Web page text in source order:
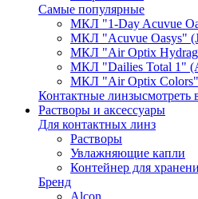
Самые популярные
МКЛ "1-Day Acuvue
МКЛ "Acuvue Oasys"
МКЛ "Air Optix
МКЛ "Dailies Total 1"
МКЛ "Air Optix
Контактные линзысмотреть
Растворы и аксессуары
Для контактных линз
Растворы
Увлажняющие капли
Контейнер для
Бренд
Alcon